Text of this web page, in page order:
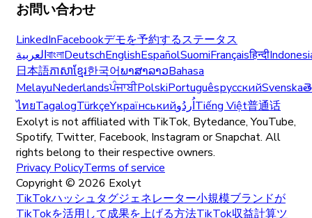
お問い合わせ
LinkedInFacebookデモを予約するステータス
العربيةবাংলাDeutschEnglishEspañolSuomiFrançaisहिन्दी
日本語ភាសាខ្មែរ한국어ພາສາລາວBahasa
MelayuNederlandsਪੰਜਾਬੀPolskiPortuguêsрусскийSvenska
ไทยTagalogTürkçeYкраїнськийاُردُوTiếng Việt普通话
Exolyt is not affiliated with TikTok, Bytedance, YouTube,
Spotify, Twitter, Facebook, Instagram or Snapchat. All
rights belong to their respective owners.
Privacy PolicyTerms of service
Copyright © 2026 Exolyt
TikTokハッシュタグジェネレーター小規模ブランドが
TikTokを活用して成果を上げる方法TikTok収益計算ツ